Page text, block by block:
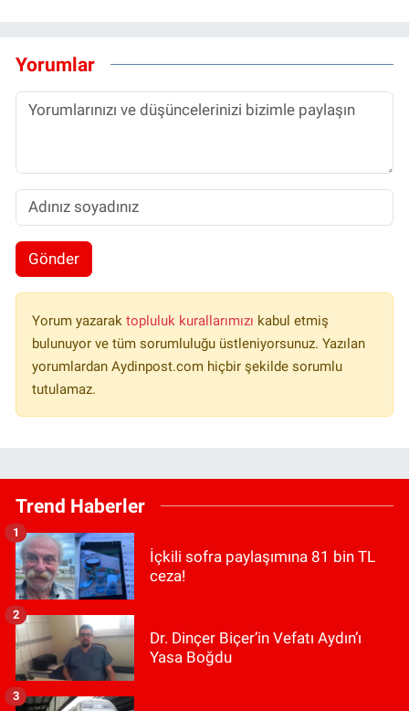
Yorumlar
Gönder
Yorum yazarak topluluk kurallarımızı kabul etmiş
bulunuyor ve tüm sorumluluğu üstleniyorsunuz. Yazılan
yorumlardan Aydinpost.com hiçbir şekilde sorumlu
tutulamaz.
Trend Haberler
İçkili sofra paylaşımına 81 bin TL
ceza!
1
Dr. Dinçer Biçer’in Vefatı Aydın’ı
Yasa Boğdu
2
3